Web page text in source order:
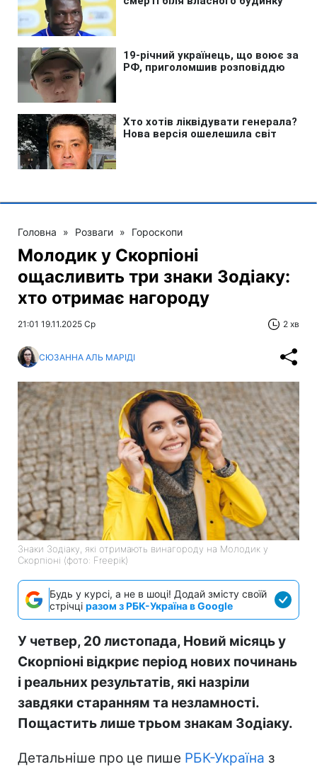
Головна » Розваги » Гороскопи
Молодик у Скорпіоні
ощасливить три знаки Зодіаку:
хто отримає нагороду
21:01 19.11.2025 Ср 2 хв
СЮЗАННА АЛЬ МАРІДІ
Знаки Зодіаку, які отримають винагороду на Молодик у
Скорпіоні (фото: Freepik)
Будь у курсі, а не в шоці! Додай змісту своїй
стрічці разом з РБК-Україна в Google
У четвер, 20 листопада, Новий місяць у
Скорпіоні відкриє період нових починань
і реальних результатів, які назріли
завдяки старанням та незламності.
Пощастить лише трьом знакам Зодіаку.
Детальніше про це пише РБК-Україна з